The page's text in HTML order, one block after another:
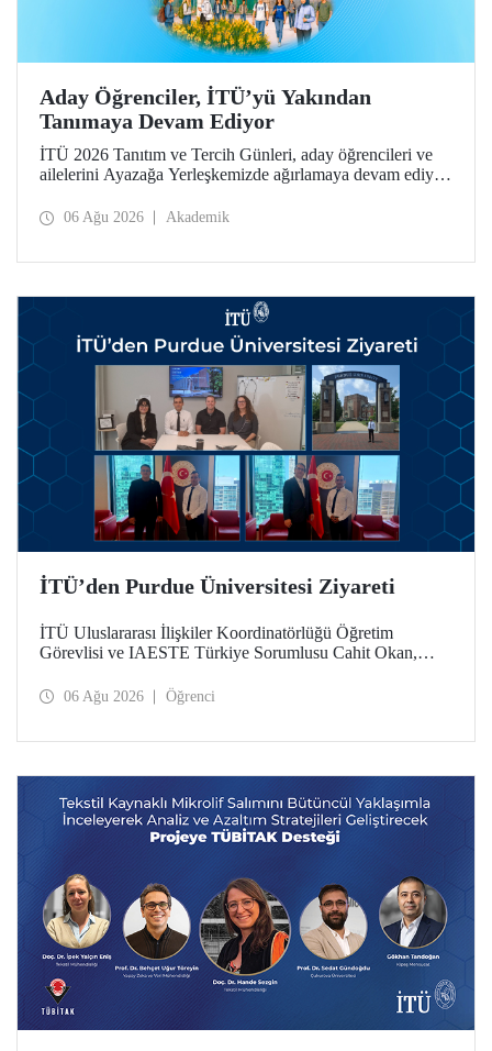
Aday Öğrenciler, İTÜ’yü Yakından
Tanımaya Devam Ediyor
İTÜ 2026 Tanıtım ve Tercih Günleri, aday öğrencileri ve
ailelerini Ayazağa Yerleşkemizde ağırlamaya devam ediyor.
ilgili fakülte ve birimler adaylara bilgi vermeye devam
06 Ağu 2026 Akademik
İTÜ’den Purdue Üniversitesi Ziyareti
İTÜ Uluslararası İlişkiler Koordinatörlüğü Öğretim
Görevlisi ve IAESTE Türkiye Sorumlusu Cahit Okan,
Temmuz tarihlerinde ABD’de dünyanın önde gelen
06 Ağu 2026 Öğrenci